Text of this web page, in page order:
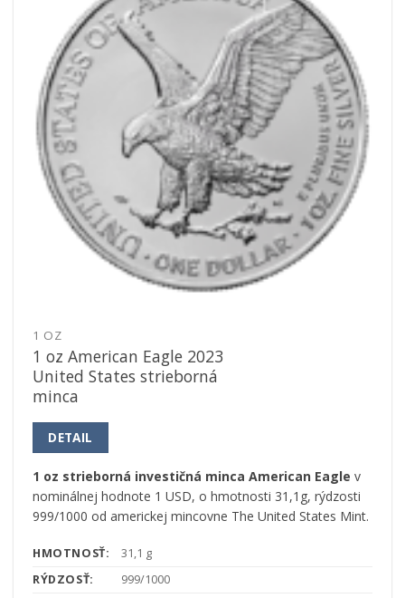
1 OZ
1 oz American Eagle 2023
United States strieborná
minca
DETAIL
1 oz strieborná investičná minca American Eagle v
nominálnej hodnote 1 USD, o hmotnosti 31,1g, rýdzosti
999/1000 od americkej mincovne The United States Mint.
HMOTNOSŤ:
31,1 g
RÝDZOSŤ:
999/1000